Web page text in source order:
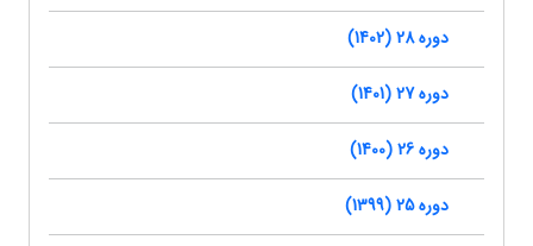
دوره 28 (1402)
دوره 27 (1401)
دوره 26 (1400)
دوره 25 (1399)